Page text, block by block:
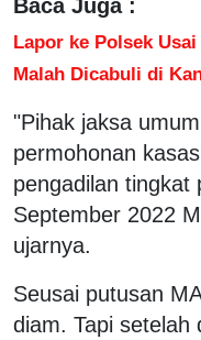
Baca Juga :
Lapor ke Polsek
Malah Dicabuli di
"Pihak jaksa
permohonan
pengadilan tingkat
September 2022
ujarnya.
Seusai putusan
diam. Tapi setelah